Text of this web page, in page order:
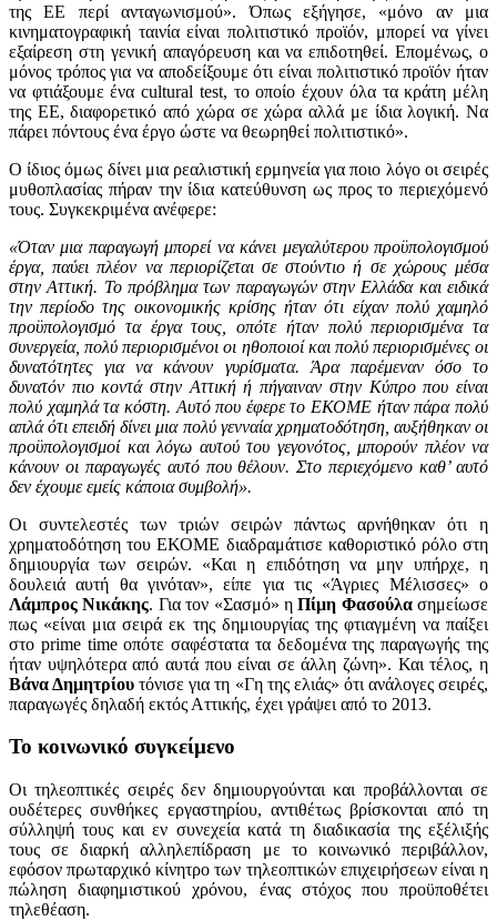
της ΕΕ περί ανταγωνισμού». Όπως εξήγησε, «μόνο αν μια
κινηματογραφική ταινία είναι πολιτιστικό προϊόν, μπορεί να γίνει
εξαίρεση στη γενική απαγόρευση και να επιδοτηθεί. Επομένως, ο
μόνος τρόπος για να αποδείξουμε ότι είναι πολιτιστικό προϊόν ήταν
να φτιάξουμε ένα cultural test, το οποίο έχουν όλα τα κράτη μέλη
της ΕΕ, διαφορετικό από χώρα σε χώρα αλλά με ίδια λογική. Να
πάρει πόντους ένα έργο ώστε να θεωρηθεί πολιτιστικό».
Ο ίδιος όμως δίνει μια ρεαλιστική ερμηνεία για ποιο λόγο οι σειρές
μυθοπλασίας πήραν την ίδια κατεύθυνση ως προς το περιεχόμενό
τους. Συγκεκριμένα ανέφερε:
«Όταν μια παραγωγή μπορεί να κάνει μεγαλύτερου προϋπολογισμού
έργα, παύει πλέον να περιορίζεται σε στούντιο ή σε χώρους μέσα
στην Αττική. Το πρόβλημα των παραγωγών στην Ελλάδα και ειδικά
την περίοδο της οικονομικής κρίσης ήταν ότι είχαν πολύ χαμηλό
προϋπολογισμό τα έργα τους, οπότε ήταν πολύ περιορισμένα τα
συνεργεία, πολύ περιορισμένοι οι ηθοποιοί και πολύ περιορισμένες οι
δυνατότητες για να κάνουν γυρίσματα. Άρα παρέμεναν όσο το
δυνατόν πιο κοντά στην Αττική ή πήγαιναν στην Κύπρο που είναι
πολύ χαμηλά τα κόστη. Αυτό που έφερε το ΕΚΟΜΕ ήταν πάρα πολύ
απλά ότι επειδή δίνει μια πολύ γενναία χρηματοδότηση, αυξήθηκαν οι
προϋπολογισμοί και λόγω αυτού του γεγονότος, μπορούν πλέον να
κάνουν οι παραγωγές αυτό που θέλουν. Στο περιεχόμενο καθ’ αυτό
δεν έχουμε εμείς κάποια συμβολή».
Οι συντελεστές των τριών σειρών πάντως αρνήθηκαν ότι η
χρηματοδότηση του ΕΚΟΜΕ διαδραμάτισε καθοριστικό ρόλο στη
δημιουργία των σειρών. «Και η επιδότηση να μην υπήρχε, η
δουλειά αυτή θα γινόταν», είπε για τις «Άγριες Μέλισσες» ο
Λάμπρος Νικάκης. Για τον «Σασμό» ηΠίμη Φασούλασημείωσε
πως «είναι μια σειρά εκ της δημιουργίας της φτιαγμένη να παίξει
στο prime time οπότε σαφέστατα τα δεδομένα της παραγωγής της
ήταν υψηλότερα από αυτά που είναι σε άλλη ζώνη». Και τέλος, η
Βάνα Δημητρίου τόνισε για τη «Γη της ελιάς» ότι ανάλογες σειρές,
παραγωγές δηλαδή εκτός Αττικής, έχει γράψει από το 2013.
Το κοινωνικό συγκείμενο
Οι τηλεοπτικές σειρές δεν δημιουργούνται και προβάλλονται σε
ουδέτερες συνθήκες εργαστηρίου, αντιθέτως βρίσκονται από τη
σύλληψή τους και εν συνεχεία κατά τη διαδικασία της εξέλιξής
τους σε διαρκή αλληλεπίδραση με το κοινωνικό περιβάλλον,
εφόσον πρωταρχικό κίνητρο των τηλεοπτικών επιχειρήσεων είναι η
πώληση διαφημιστικού χρόνου, ένας στόχος που προϋποθέτει
τηλεθέαση.